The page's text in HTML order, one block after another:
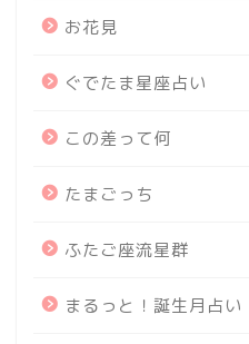
お花見
ぐでたま星座占い
この差って何
たまごっち
ふたご座流星群
まるっと！誕生月占い